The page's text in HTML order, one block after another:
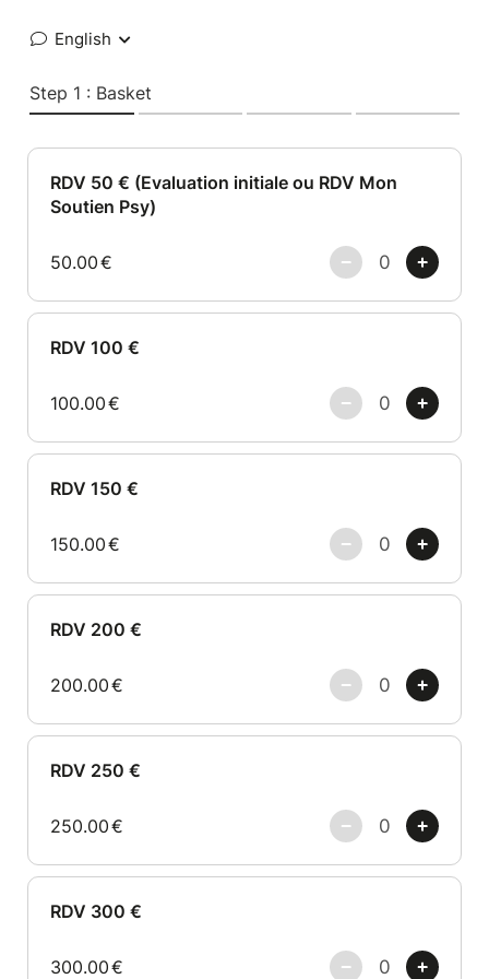
English
Step 1 : Basket
RDV 50 € (Evaluation initiale ou RDV Mon
Soutien Psy)
50.00€
RDV 100 €
100.00€
RDV 150 €
150.00€
RDV 200 €
200.00€
RDV 250 €
250.00€
RDV 300 €
300.00€